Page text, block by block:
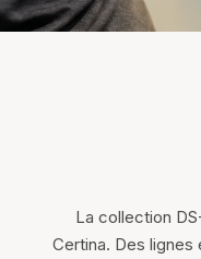
La collection
Certina. Des lignes